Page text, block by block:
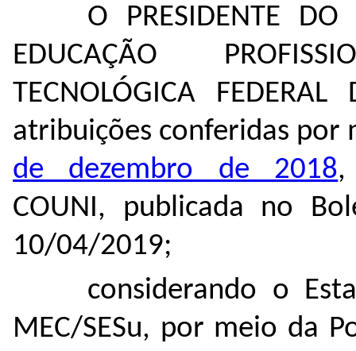
O PRESIDENTE DO
EDUCAÇÃO
TECNOLÓGICA
atribuições conferidas por
de dezembro de 2018,
COUNI, publicada no
10/04/2019;
considerando o
MEC/SESu, por meio da